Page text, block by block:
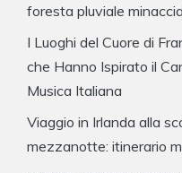
foresta pluviale
I Luoghi del Cuore di
che Hanno Ispirato il
Musica Italiana
Viaggio in Irlanda alla
mezzanotte: itinerario